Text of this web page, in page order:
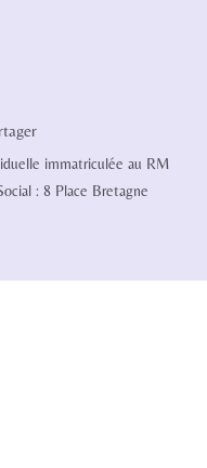
immatriculée au RM
: 8 Place Bretagne